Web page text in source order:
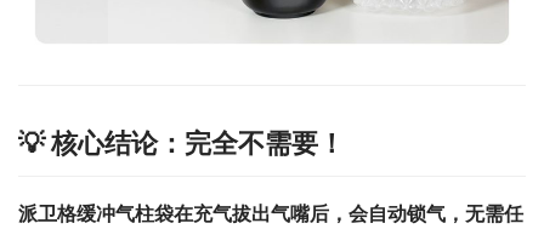
💡 核心结论：完全不需要！
派卫格缓冲气柱袋在充气拔出气嘴后，会自动锁气，无需任